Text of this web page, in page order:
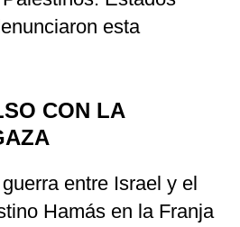
esta
CON LA
entre Israel y el
Hamás en la Franja